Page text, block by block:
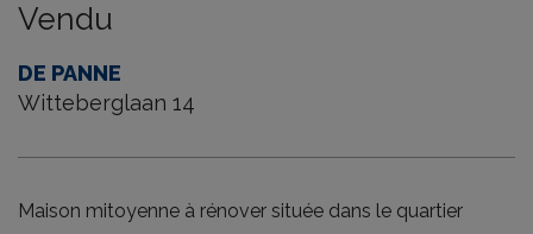
Vendu
DE PANNE
Witteberglaan 14
Maison mitoyenne à rénover située dans le quartier